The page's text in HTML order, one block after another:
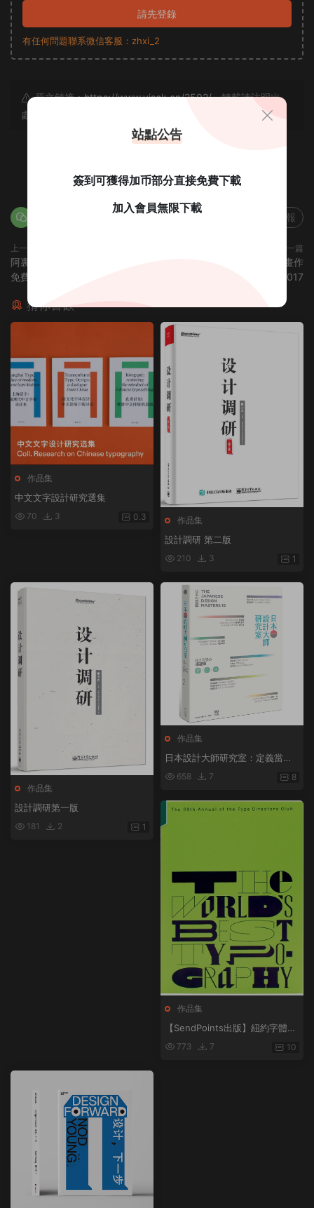
請先登錄
有任何問題聯系微信客服：zhxi_2
原文鏈接：https://www.yjsck.cn/2502/，轉載請注明出
處。
0
分享海報
上一篇
阿裏巴巴最新出品的幾款字體，
免費可商用！
下一篇
博洛尼亞國際插畫展年展插畫作
品2017
猜你喜歡
作品集
中文文字設計研究選集
70 3 0.3 作品集
設計調研 第二版
210 3 1
作品集
設計調研第一版
181 2 1
作品集
日本設計大師研究室：定義當下
の15人，讀專訪＋看作品＋去旅
ndPoints 原點
658 7 8
作品集
【SendPoints出版】紐約字體指
導俱樂部年鑒 39 The 39th Ann
773 7 10
站點公告
簽到可獲得加币部分直接免費下載
加入會員無限下載